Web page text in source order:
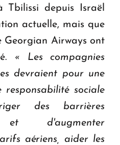
Tbilissi depuis Israël
actuelle, mais que
Georgian Airways ont
« Les compagnies
devraient pour une
sociale
des barrières
et d'augmenter
aériens, aider les